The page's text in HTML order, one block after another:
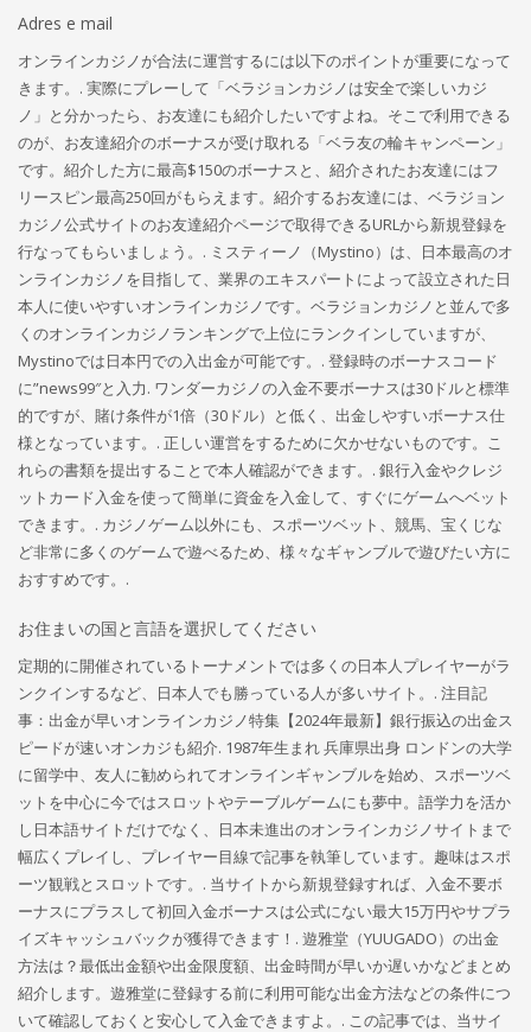
Adres e mail
オンラインカジノが合法に運営するには以下のポイントが重要になって
きます。. 実際にプレーして「ベラジョンカジノは安全で楽しいカジ
ノ」と分かったら、お友達にも紹介したいですよね。そこで利用できる
のが、お友達紹介のボーナスが受け取れる「ベラ友の輪キャンペーン」
です。紹介した方に最高$150のボーナスと、紹介されたお友達にはフ
リースピン最高250回がもらえます。紹介するお友達には、ベラジョン
カジノ公式サイトのお友達紹介ページで取得できるURLから新規登録を
行なってもらいましょう。. ミスティーノ（Mystino）は、日本最高のオ
ンラインカジノを目指して、業界のエキスパートによって設立された日
本人に使いやすいオンラインカジノです。ベラジョンカジノと並んで多
くのオンラインカジノランキングで上位にランクインしていますが、
Mystinoでは日本円での入出金が可能です。. 登録時のボーナスコード
に”news99″と入力. ワンダーカジノの入金不要ボーナスは30ドルと標準
的ですが、賭け条件が1倍（30ドル）と低く、出金しやすいボーナス仕
様となっています。. 正しい運営をするために欠かせないものです。こ
れらの書類を提出することで本人確認ができます。. 銀行入金やクレジ
ットカード入金を使って簡単に資金を入金して、すぐにゲームへベット
できます。. カジノゲーム以外にも、スポーツベット、競馬、宝くじな
ど非常に多くのゲームで遊べるため、様々なギャンブルで遊びたい方に
おすすめです。.
お住まいの国と言語を選択してください
定期的に開催されているトーナメントでは多くの日本人プレイヤーがラ
ンクインするなど、日本人でも勝っている人が多いサイト。. 注目記
事：出金が早いオンラインカジノ特集【2024年最新】銀行振込の出金ス
ピードが速いオンカジも紹介. 1987年生まれ 兵庫県出身 ロンドンの大学
に留学中、友人に勧められてオンラインギャンブルを始め、スポーツベ
ットを中心に今ではスロットやテーブルゲームにも夢中。語学力を活か
し日本語サイトだけでなく、日本未進出のオンラインカジノサイトまで
幅広くプレイし、プレイヤー目線で記事を執筆しています。趣味はスポ
ーツ観戦とスロットです。. 当サイトから新規登録すれば、入金不要ボ
ーナスにプラスして初回入金ボーナスは公式にない最大15万円やサプラ
イズキャッシュバックが獲得できます！. 遊雅堂（YUUGADO）の出金
方法は？最低出金額や出金限度額、出金時間が早いか遅いかなどまとめ
紹介します。遊雅堂に登録する前に利用可能な出金方法などの条件につ
いて確認しておくと安心して入金できますよ。. この記事では、当サイ